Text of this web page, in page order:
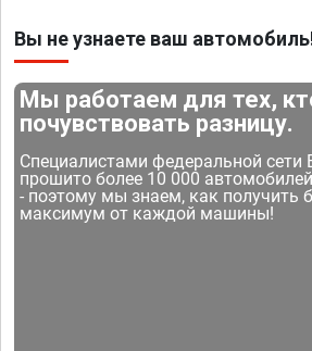
Вы не узнаете ваш
Мы работаем для тех,
почувствовать разницу.
Специалистами федеральной сети
прошито более 10 000
- поэтому мы знаем, как получить
максимум от каждой машины!